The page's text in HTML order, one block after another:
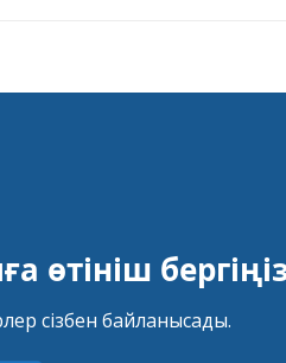
өтініш
сізбен байланысады.